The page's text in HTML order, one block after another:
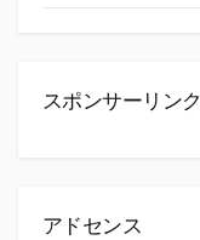
スポンサーリンク
アドセンス